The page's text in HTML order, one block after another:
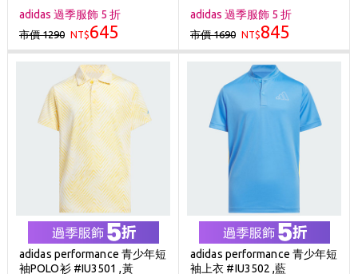
adidas 過季服飾 5 折
市價 1290 NT$645
adidas 過季服飾 5 折
市價 1690 NT$845
adidas performance 青少年短
袖POLO衫 #IU3501 ,黃
adidas performance 青少年短
袖上衣 #IU3502 ,藍